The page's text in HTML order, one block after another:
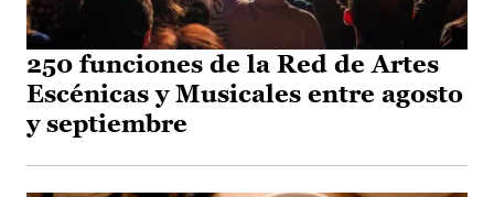
250 funciones de la Red de Artes
Escénicas y Musicales entre agosto
y septiembre